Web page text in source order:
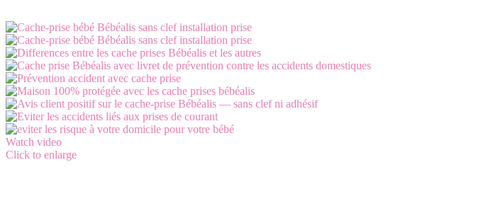
Watch video
Click to enlarge